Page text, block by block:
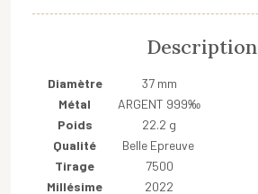
Description
Diamètre
37 mm
Métal
ARGENT 999‰
Poids
22.2 g
Qualité
Belle Epreuve
Tirage
7500
Millésime
2022